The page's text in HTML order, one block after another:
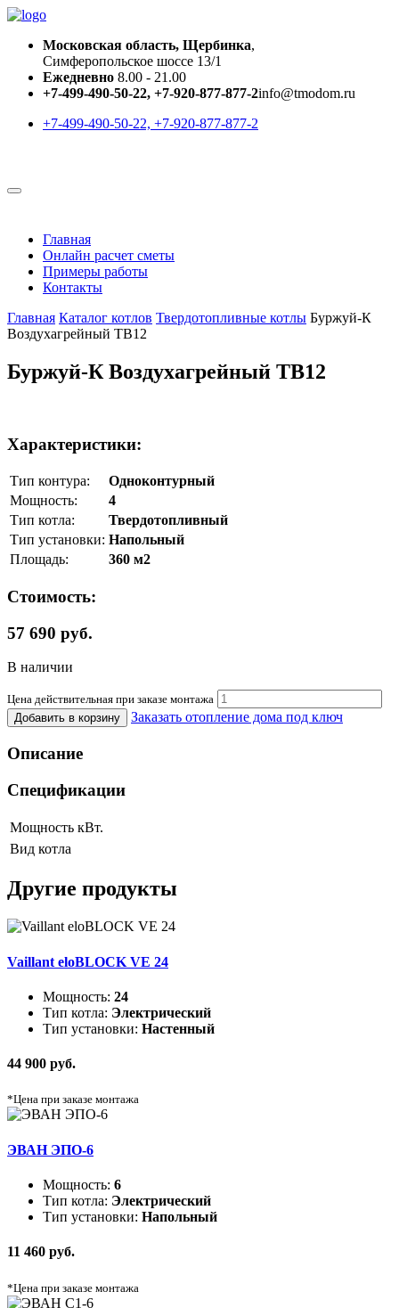
Московская область, Щербинка,
Симферопольское шоссе 13/1
Ежедневно 8.00 - 21.00
+7-499-490-50-22, +7-920-877-877-2info@tmodom.ru
+7-499-490-50-22, +7-920-877-877-2
Главная
Онлайн расчет сметы
Примеры работы
Контакты
Главная Каталог котлов Твердотопливные котлы Буржуй-К
Воздухагрейный ТВ12
Буржуй-К Воздухагрейный ТВ12
Характеристики:
Тип контура:
Одноконтурный
Мощность:
4
Тип котла:
Твердотопливный
Тип установки: Напольный
Площадь:
360 м2
Стоимость:
57 690 руб.
В наличии
Цена действительная при заказе монтажа
Добавить в корзину
Заказать отопление дома под ключ
Описание
Спецификации
Мощность кВт.
Вид котла
Другие продукты
Vaillant eloBLOCK VE 24
Мощность: 24
Тип котла: Электрический
Тип установки: Настенный
44 900 руб.
*Цена при заказе монтажа
ЭВАН ЭПО-6
Мощность: 6
Тип котла: Электрический
Тип установки: Напольный
11 460 руб.
*Цена при заказе монтажа